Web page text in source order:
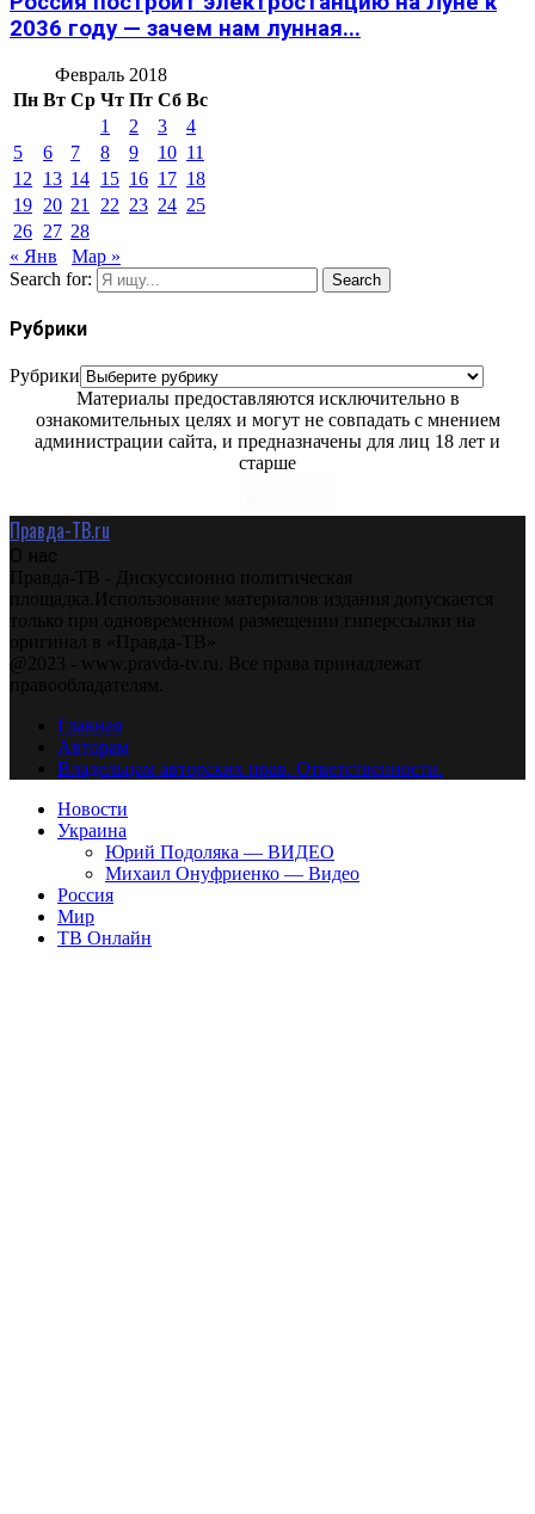
2036 году — зачем нам лунная...
Февраль 2018
Пн Вт Ср Чт Пт Сб Вс
1
2 3
4
5
6 7 8 9 10 11
12
13 14 15 16 17 18
19 20 21 22 23 24 25
26 27 28
« Янв
Мар »
Search for:
Search
Рубрики
Рубрики
Материалы предоставляются исключительно в
ознакомительных целях и могут не совпадать с мнением
администрации сайта, и предназначены для лиц 18 лет и
старше
Правда-ТВ.ru
О нас
Правда-ТВ - Дискуссионно политическая
площадка.Использование материалов издания допускается
только при одновременном размещении гиперссылки на
оригинал в «Правда-ТВ»
@2023 - www.pravda-tv.ru. Все права принадлежат
правообладателям.
Главная
Авторам
Владельцам авторских прав. Ответственности.
Новости
Украина
Юрий Подоляка — ВИДЕО
Михаил Онуфриенко — Видео
Россия
Мир
ТВ Онлайн